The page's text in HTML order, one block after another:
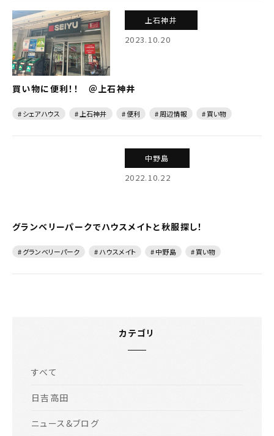
上石神井
2023.10.20
買い物に便利！！ ＠上石神井
# シェアハウス # 上石神井 # 便利 # 周辺情報 # 買い物
中野島
2022.10.22
グランベリーパークでハウスメイトと秋服探し！
# グランベリーパーク # ハウスメイト # 中野島 # 買い物
カテゴリ
すべて
日吉高田
ニュース&ブログ